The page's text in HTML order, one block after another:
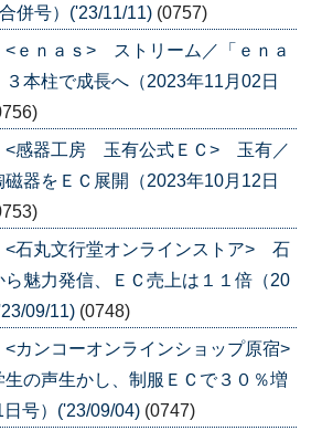
併号）('23/11/11) (0757)
ｅｎａｓ> ストリーム／「ｅｎａ
３本柱で成長へ（2023年11月02日
<感器工房 玉有公式ＥＣ> 玉有／
器をＥＣ展開（2023年10月12日
<石丸文行堂オンラインストア> 石
ら魅力発信、ＥＣ売上は１１倍（20
09/11) (0748)
カンコーオンラインショップ原宿>
の声生かし、制服ＥＣで３０％増
号）('23/09/04) (0747)